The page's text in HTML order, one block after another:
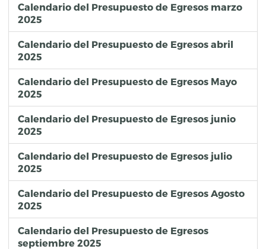
Calendario del Presupuesto de Egresos marzo
2025
Calendario del Presupuesto de Egresos abril
2025
Calendario del Presupuesto de Egresos Mayo
2025
Calendario del Presupuesto de Egresos junio
2025
Calendario del Presupuesto de Egresos julio
2025
Calendario del Presupuesto de Egresos Agosto
2025
Calendario del Presupuesto de Egresos
septiembre 2025